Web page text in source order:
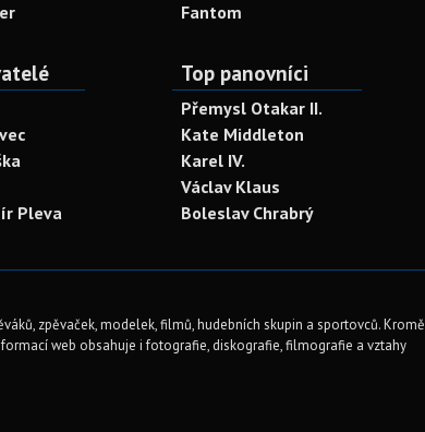
Fantom
Pleva
Top panovníci
Přemysl Otakar II.
Kate Middleton
Karel IV.
Václav Klaus
Boleslav Chrabrý
zpěvaček, modelek, filmů, hudebních skupin a sportovců. Kromě
web obsahuje i fotografie, diskografie, filmografie a vztahy